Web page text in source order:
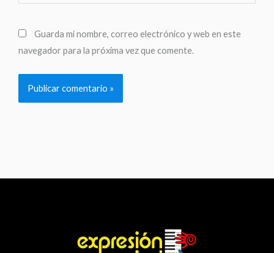
Guarda mi nombre, correo electrónico y web en este
navegador para la próxima vez que comente.